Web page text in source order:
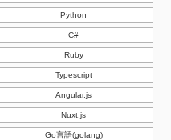
Python
C#
Ruby
Typescript
Angular.js
Nuxt.js
Go言語(golang)